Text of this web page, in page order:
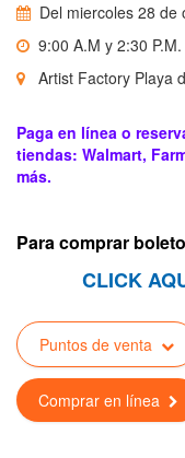
Del miercoles 28
9:00 A.M y 2:30 P.M.
Artist Factory Playa
Paga en línea o
tiendas: Walmart,
más.
Para comprar
CLICK
Puntos de venta
Comprar en línea